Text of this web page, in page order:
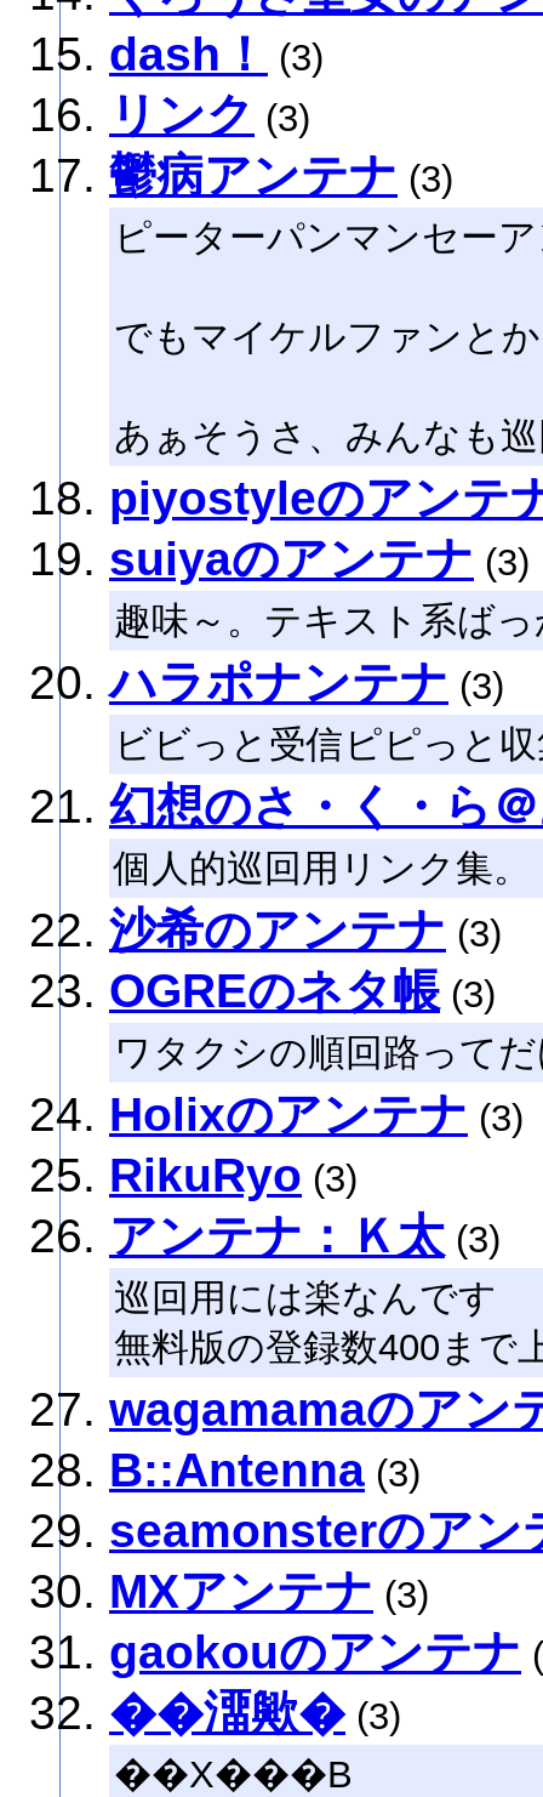
dash！
(3)
リンク (3)
鬱病アンテナ (3)
ピーターパンマンセー
でもマイケルファンと
あぁそうさ、みんなも
piyostyleのアンテ
suiyaのアンテナ (3)
趣味～。テキスト系ば
ハラポナンテナ (3)
ビビっと受信ピピっと
幻想のさ・く・ら
個人的巡回用リンク集。
沙希のアンテナ (3)
OGREのネタ帳 (3)
ワタクシの順回路って
Holixのアンテナ (3)
RikuRyo (3)
アンテナ：Ｋ太 (3)
巡回用には楽なんです
無料版の登録数400まで
wagamamaのアン
B::Antenna (3)
seamonsterのアン
MXアンテナ (3)
gaokouのアンテナ
��澑歟�(3)
��X���B